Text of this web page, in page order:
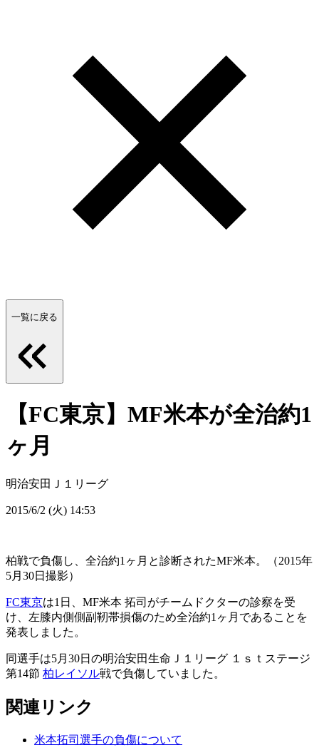
一覧に戻る
【FC東京】MF米本が全治約1
ヶ月
明治安田Ｊ１リーグ
2015/6/2 (火) 14:53
柏戦で負傷し、全治約1ヶ月と診断されたMF米本。（2015年
5月30日撮影）
FC東京は1日、MF米本 拓司がチームドクターの診察を受
け、左膝内側側副靭帯損傷のため全治約1ヶ月であることを
発表しました。
同選手は5月30日の明治安田生命Ｊ１リーグ １ｓｔステージ
第14節 柏レイソル戦で負傷していました。
関連リンク
米本拓司選手の負傷について